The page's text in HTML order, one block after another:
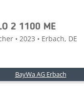
2 1100 ME
• 2023 • Erbach, DE
BayWa AG Erbach